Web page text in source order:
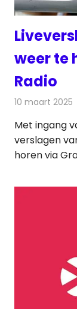
weer te
Radio
10 maart 2025
Met ingang
verslagen
horen via